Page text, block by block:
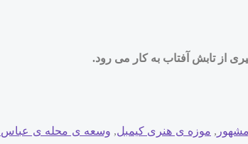
از تابش آفتاب به کار می رود.
, موزه ی هنری کیمبل, وسعه ی محله ی عباس